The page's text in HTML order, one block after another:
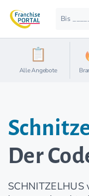
Bis
Alle Angebote
Der